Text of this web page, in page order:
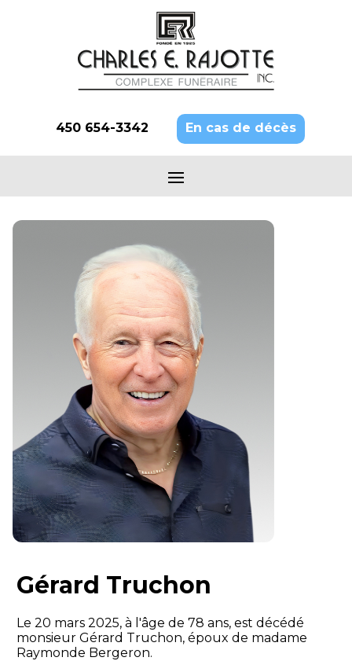
450 654-3342 En cas de décès
Gérard Truchon
Le 20 mars 2025, à l'âge de 78 ans, est décédé
monsieur Gérard Truchon, époux de madame
Raymonde Bergeron.